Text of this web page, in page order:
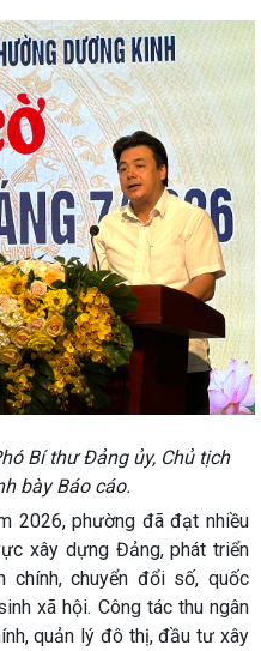
Bí thư Đảng ủy, Chủ tịch
bày Báo cáo.
2026, phường đã đạt nhiều
xây dựng Đảng, phát triển
chính, chuyển đổi số, quốc
xã hội. Công tác thu ngân
quản lý đô thị, đầu tư xây